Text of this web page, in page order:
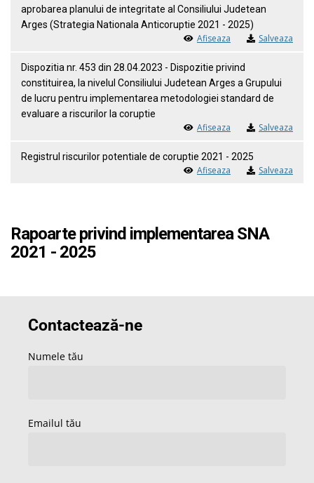
aprobarea planului de integritate al Consiliului Judetean
Arges (Strategia Nationala Anticoruptie 2021 - 2025)
Afiseaza Salveaza
Dispozitia nr. 453 din 28.04.2023 - Dispozitie privind
constituirea, la nivelul Consiliului Judetean Arges a Grupului
de lucru pentru implementarea metodologiei standard de
evaluare a riscurilor la coruptie
Afiseaza Salveaza
Registrul riscurilor potentiale de coruptie 2021 - 2025
Afiseaza Salveaza
Rapoarte privind implementarea SNA
2021 - 2025